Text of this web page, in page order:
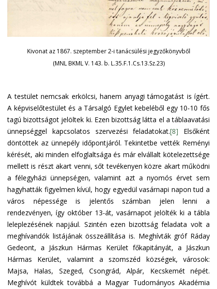
Kivonat az 1867. szeptember 2-i tanácsülési jegyzőkönyvből
(MNL BKML V. 143. b. L.35.F.1.Cs.13.Sz.23)
A testület nemcsak erkölcsi, hanem anyagi támogatást is ígért.
A képviselőtestület és a Társalgó Egylet kebeléből egy 10-10 fős
tagú bizottságot jelöltek ki. Ezen bizottság látta el a táblaavatási
ünnepséggel kapcsolatos szervezési feladatokat.[8] Elsőként
döntöttek az ünnepély időpontjáról. Tekintetbe vették Reményi
kérését, aki minden elfoglaltsága és már elvállalt kötelezettsége
mellett is részt akart venni, sőt tevékenyen közre akart működni
a félegyházi ünnepségen, valamint azt a nyomós érvet sem
hagyhatták figyelmen kívül, hogy egyedül vasárnapi napon tud a
város népessége is jelentős számban jelen lenni a
rendezvényen, így október 13-át, vasárnapot jelölték ki a tábla
leleplezésének napjául. Szintén ezen bizottság feladata volt a
meghívandók listájának összeállítása is. Meghívták gróf Ráday
Gedeont, a Jászkun Hármas Kerület főkapitányát, a Jászkun
Hármas Kerület, valamint a szomszéd községek, városok:
Majsa, Halas, Szeged, Csongrád, Alpár, Kecskemét népét.
Meghívót küldtek továbbá a Magyar Tudományos Akadémia